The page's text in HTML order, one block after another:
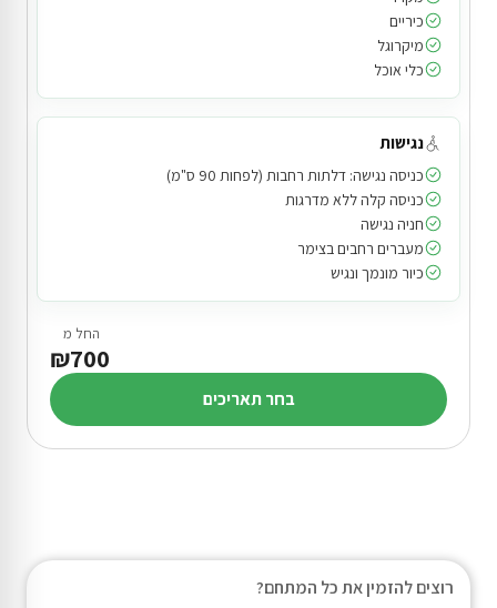
כיריים
מיקרוגל
כלי אוכל
נגישות
כניסה נגישה: דלתות רחבות (לפחות 90 ס"מ)
כניסה קלה ללא מדרגות
חניה נגישה
מעברים רחבים בצימר
כיור מונמך ונגיש
החל מ
₪700
בחר תאריכים
רוצים להזמין את כל המתחם?